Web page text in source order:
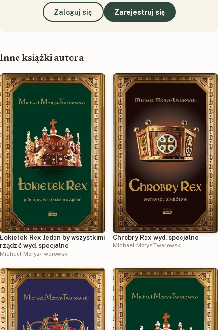
Zaloguj się Zarejestruj się
Inne książki autora
Łokietek Rex Jeden by wszystkimi
rządzić wyd. specjalne
Michael Morys-Twarowski
Chrobry Rex wyd. specjalne
Michael Morys-Twarowski